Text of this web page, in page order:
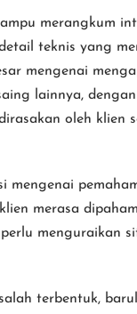
merangkum
teknis yang
mengenai
lainnya,
oleh klien
mengenai
merasa
menguraikan
terbentuk,